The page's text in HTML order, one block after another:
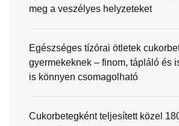
meg a veszélyes helyzeteket
Egészséges tízórai ötletek
gyermekeknek – finom, tápláló és
is könnyen csomagolható
Cukorbetegként teljesített közel